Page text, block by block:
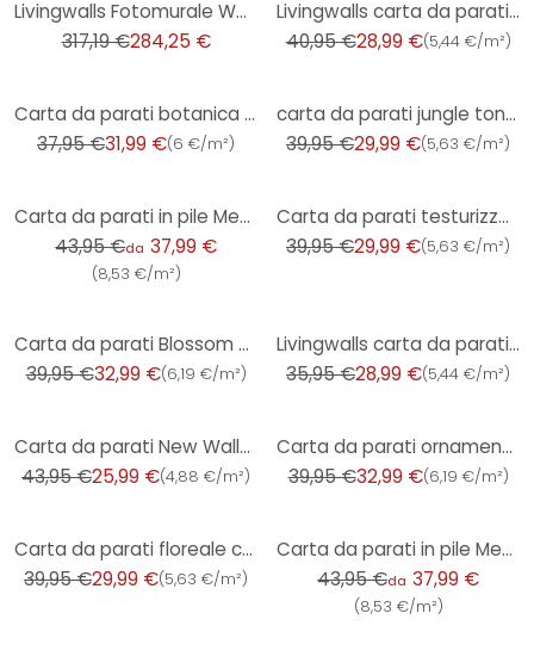
Livingwalls Fotomurale Walls by Patel pond 1
317,19 €284,25 €
Livingwalls carta da parati - Metropolitan Stories Nala Cape Town
40,95 €28,99 €(5,44 €/m²)
Carta da parati botanica esotica nei toni della terra - sontuosa carta da parati in pile con ispiraz
37,95 €31,99 €(6 €/m²)
carta da parati jungle tono su tono blu verde - carta da parati non tessuta floreale con foglie
39,95 €29,99 €(5,63 €/m²)
Carta da parati in pile Metropolitan Stories di A.S. Creation
43,95 €da 37,99 €
(8,53 €/m²)
Carta da parati testurizzata elegante color tortora - versatile carta da parati in tessuto non tessu
39,95 €29,99 €(5,63 €/m²)
Carta da parati Blossom branch verde scuro oro bianco - motivo floreale asiatico - Carta da parati i
39,95 €32,99 €(6,19 €/m²)
Livingwalls carta da parati unicolor My Home My Spa
35,95 €28,99 €(5,44 €/m²)
Carta da parati New Walls - Relax fiori di ciliegio azzurro
43,95 €25,99 €(4,88 €/m²)
Carta da parati ornamentale verde menta argento - Carta da parati in tessuto non tessuto lucido con
39,95 €32,99 €(6,19 €/m²)
Carta da parati floreale con foglie miste colorate - Carta da parati fantasia blu verde giallo
39,95 €29,99 €(5,63 €/m²)
Carta da parati in pile Metropolitan Stories di A.S. Creation
43,95 €da 37,99 €
(8,53 €/m²)